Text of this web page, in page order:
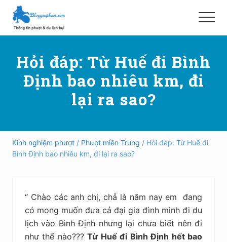
Menu
Skip
main
qua
primary
Hướng
phượt,
và
ngoài
nước
an
nghiệm,
kiệm
Menu
Hỏi đáp: Từ Huế đi Bình
Định bao nhiêu km, đi
lại ra sao?
Kinh nghiệm phượt / Phượt miền Trung / Hỏi đáp: Từ Huế đi
Bình Định bao nhiêu km, đi lại ra sao?
“ Chào các anh chị, chả là năm nay em đang
có mong muốn đưa cả đại gia đình mình đi du
lịch vào Bình Định nhưng lại chưa biết nên đi
như thế nào???Từ Huế đi Bình Định hết bao